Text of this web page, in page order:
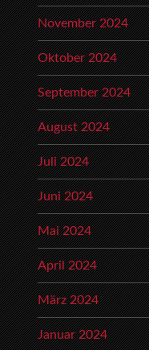
November 2024
Oktober 2024
September 2024
August 2024
Juli 2024
Juni 2024
Mai 2024
April 2024
März 2024
Januar 2024